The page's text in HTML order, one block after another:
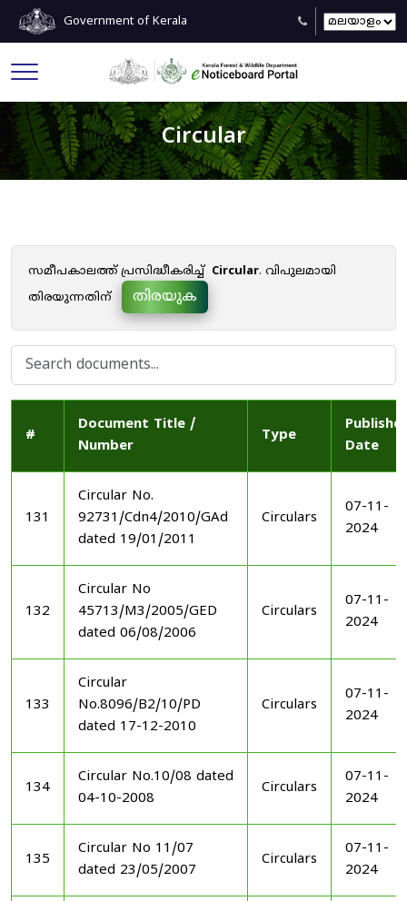
Government of Kerala
Circular
സമീപകാലത്ത് പ്രസിദ്ധീകരിച്ച് Circular. വിപുലമായി
തിരയുന്നതിന്
തിരയുക
#
Document Title /
Number
Type
Date
131
Circular No.
92731/Cdn4/2010/GAd
dated 19/01/2011
Circulars
07-11-
2024
132
Circular No
45713/M3/2005/GED
dated 06/08/2006
Circulars
07-11-
2024
133
Circular
No.8096/B2/10/PD
dated 17-12-2010
Circulars
07-11-
2024
134
Circular No.10/08 dated
04-10-2008
Circulars
07-11-
2024
135
Circular No 11/07
dated 23/05/2007
Circulars
07-11-
2024